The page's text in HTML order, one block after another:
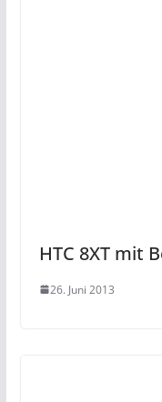
HTC 8XT mit
26. Juni 2013